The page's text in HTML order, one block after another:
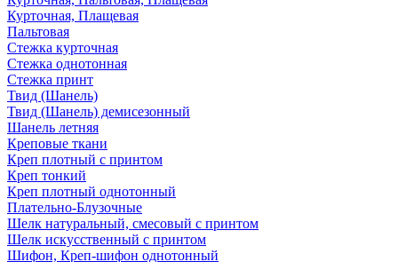
Курточная, Плащевая
Пальтовая
Стежка курточная
Стежка однотонная
Стежка принт
Твид (Шанель)
Твид (Шанель) демисезонный
Шанель летняя
Креповые ткани
Креп плотный с принтом
Креп тонкий
Креп плотный однотонный
Плательно-Блузочные
Шелк натуральный, смесовый с принтом
Шелк искусственный с принтом
Шифон, Креп-шифон однотонный